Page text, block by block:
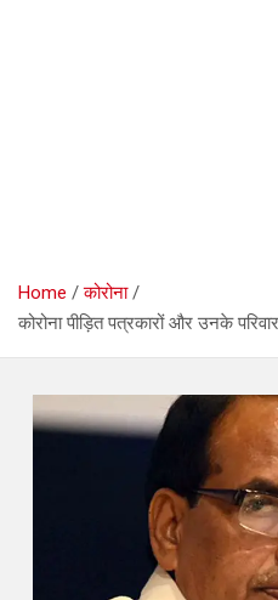
Home
कोरोना
कोरोना पीड़ित पत्रकारों और उनके